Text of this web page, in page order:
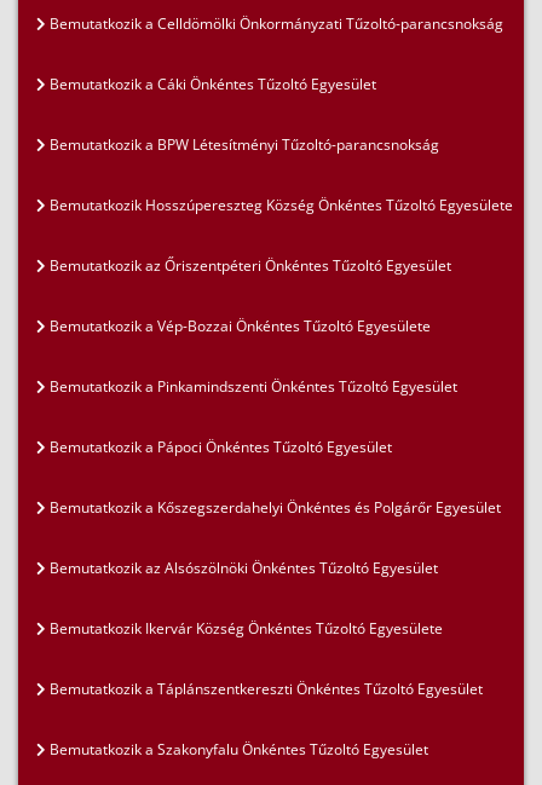
Bemutatkozik a Celldömölki Önkormányzati Tűzoltó-parancsnokság
Bemutatkozik a Cáki Önkéntes Tűzoltó Egyesület
Bemutatkozik a BPW Létesítményi Tűzoltó-parancsnokság
Bemutatkozik Hosszúpereszteg Község Önkéntes Tűzoltó Egyesülete
Bemutatkozik az Őriszentpéteri Önkéntes Tűzoltó Egyesület
Bemutatkozik a Vép-Bozzai Önkéntes Tűzoltó Egyesülete
Bemutatkozik a Pinkamindszenti Önkéntes Tűzoltó Egyesület
Bemutatkozik a Pápoci Önkéntes Tűzoltó Egyesület
Bemutatkozik a Kőszegszerdahelyi Önkéntes és Polgárőr Egyesület
Bemutatkozik az Alsószölnöki Önkéntes Tűzoltó Egyesület
Bemutatkozik Ikervár Község Önkéntes Tűzoltó Egyesülete
Bemutatkozik a Táplánszentkereszti Önkéntes Tűzoltó Egyesület
Bemutatkozik a Szakonyfalu Önkéntes Tűzoltó Egyesület